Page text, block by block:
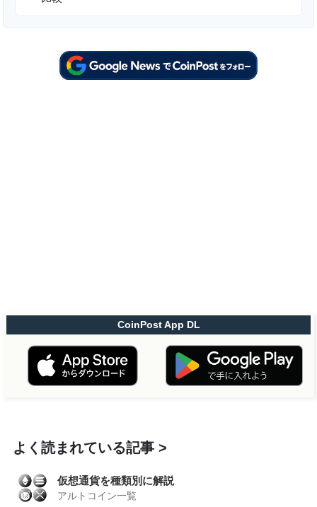
CoinPost App DL
よく読まれている記事
仮想通貨を種類別に解説
アルトコイン一覧